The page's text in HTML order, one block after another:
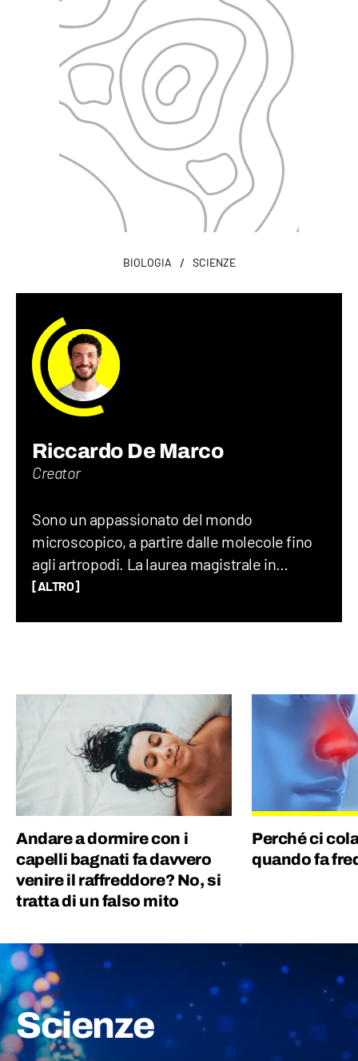
BIOLOGIA / SCIENZE
Riccardo De Marco
Creator
Sono un appassionato del mondo
microscopico, a partire dalle molecole fino
agli artropodi. La laurea magistrale in
chimica mi ha permesso di avere gli
videocamera, un drone o una chitarra al
DeNa e lo renderete felice.
[ALTRO]
Andare a dormire con i
capelli bagnati fa davvero
venire il raffreddore? No, si
tratta di un falso mito
Perché ci
quando fa
Scienze